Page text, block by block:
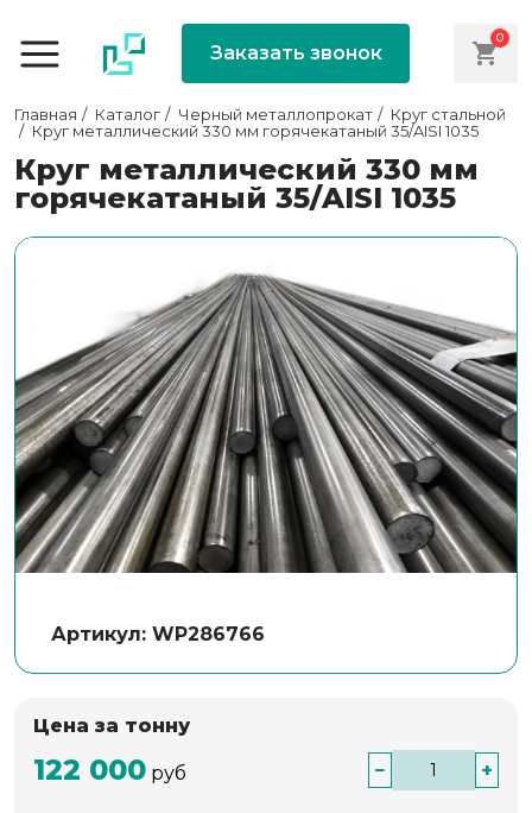
Заказать звонок
0
Главная Каталог Черный металлопрокат
Круг стальной
Круг металлический 330 мм горячекатаный 35/AISI 1035
Круг металлический 330 мм
горячекатаный 35/AISI 1035
Артикул: WP286766
Цена за тонну
122 000 руб − +